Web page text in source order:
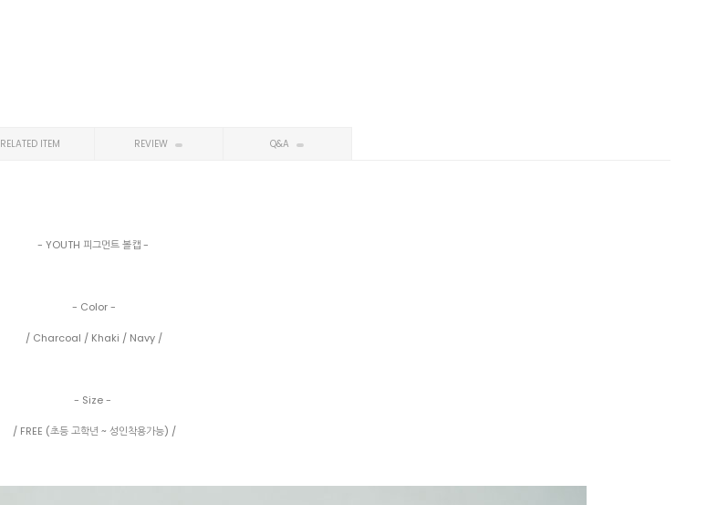
RELATED ITEM REVIEW Q&A
- YOUTH 피그먼트 볼캡 -
- Color -
/ Charcoal / Khaki / Navy /
- Size -
/ FREE (초등 고학년 ~ 성인착용가능) /